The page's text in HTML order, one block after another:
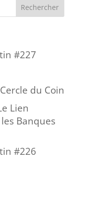
#227
du Coin
Lien
Banques
#226